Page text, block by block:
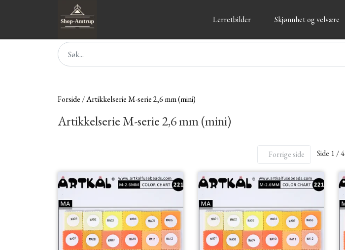
Lerretbilder Skjønnhet og velvære
Forside Artikkelserie M-serie 2,6 mm (mini)
Artikkelserie M-serie 2,6 mm (mini)
Forrige side Side 1 / 4